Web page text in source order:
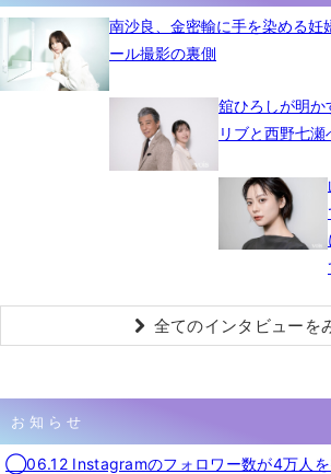
南沙良、金密輸に手を染める
ール撮影の裏側
舘ひろしが明か
リブと西野七
全てのインタビューを
お知らせ
◯06.12 Instagramのフォロワー数が4万人を